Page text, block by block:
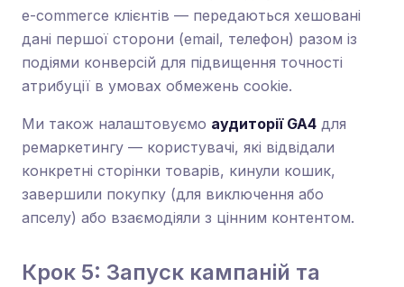
e-commerce клієнтів — передаються хешовані
дані першої сторони (email, телефон) разом із
подіями конверсій для підвищення точності
атрибуції в умовах обмежень cookie.
Ми також налаштовуємо аудиторії GA4 для
ремаркетингу — користувачі, які відвідали
конкретні сторінки товарів, кинули кошик,
завершили покупку (для виключення або
апселу) або взаємодіяли з цінним контентом.
Крок 5: Запуск кампаній та